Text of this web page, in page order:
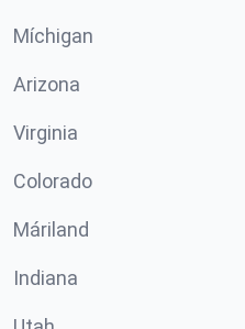
Míchigan
Arizona
Virginia
Colorado
Máriland
Indiana